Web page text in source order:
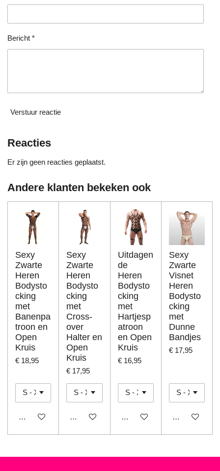
r
e
n
Bericht *
Verstuur reactie
Reacties
Er zijn geen reacties geplaatst.
Andere klanten bekeken ook
Sexy
Zwarte
Heren
Bodysto
cking
met
Banenpa
troon en
Open
Kruis
€ 18,95
In winkelwagen
Sexy
Zwarte
Heren
Bodysto
cking
met
Cross-
over
Halter en
Open
Kruis
€ 17,95
In winkelwagen
Uitdagen
de
Heren
Bodysto
cking
met
Hartjesp
atroon
en Open
Kruis
€ 16,95
In winkelwagen
Sexy
Zwarte
Visnet
Heren
Bodysto
cking
met
Dunne
Bandjes
€ 17,95
In